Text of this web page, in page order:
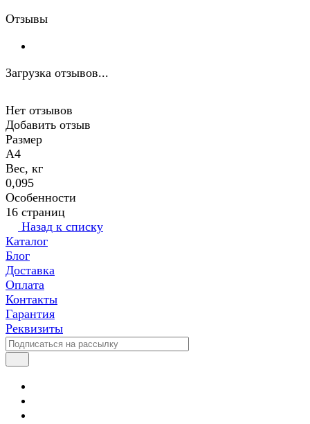
Отзывы
Загрузка отзывов...
Нет отзывов
Добавить отзыв
Размер
А4
Вес, кг
0,095
Особенности
16 страниц
Назад к списку
Каталог
Блог
Доставка
Оплата
Контакты
Гарантия
Реквизиты